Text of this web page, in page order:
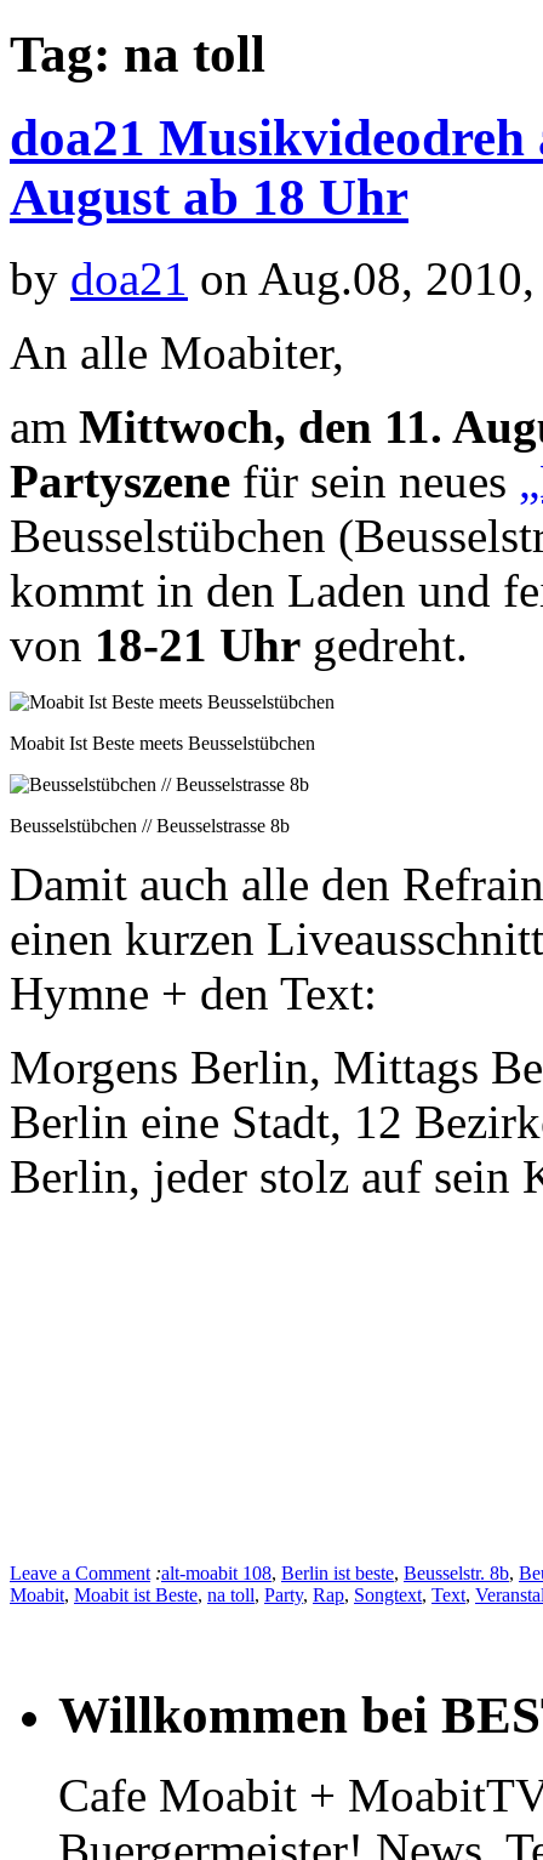
Tag: na toll
doa21
August ab 18 Uhr
by doa21 on Aug.08,
An alle Moabiter,
am Mittwoch, den 11.
Partyszene für sein neues
Beusselstübchen
kommt in den Laden und
von 18-21 Uhr gedreht.
Moabit Ist Beste meets Beusselstübchen
Beusselstübchen // Beusselstrasse 8b
Damit auch alle den
einen kurzen
Hymne + den Text:
Morgens Berlin, Mittags
Berlin eine Stadt, 12
Berlin, jeder stolz auf sein
Leave a Comment :alt-moabit 108, Berlin ist beste, Beusselstr. 8b,
Moabit, Moabit ist Beste, na toll, Party, Rap, Songtext, Text,
Willkommen bei
Cafe Moabit +